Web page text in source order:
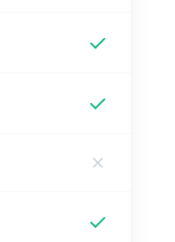
✓
✓
✗
✓